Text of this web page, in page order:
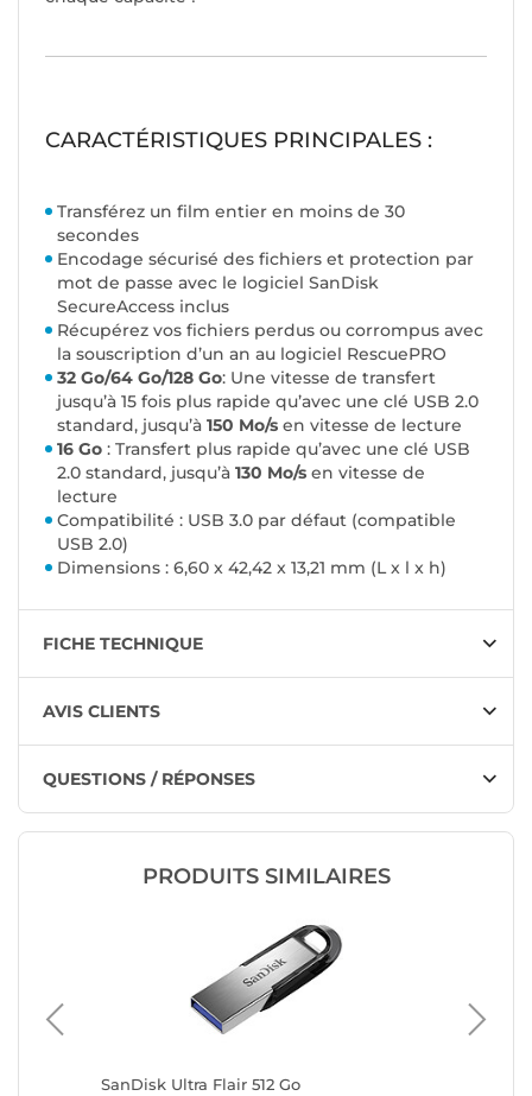
CARACTÉRISTIQUES PRINCIPALES :
Transférez un film entier en moins de 30
secondes
Encodage sécurisé des fichiers et protection par
mot de passe avec le logiciel SanDisk
SecureAccess inclus
Récupérez vos fichiers perdus ou corrompus avec
la souscription d’un an au logiciel RescuePRO
32 Go/64 Go/128 Go: Une vitesse de transfert
jusqu’à 15 fois plus rapide qu’avec une clé USB 2.0
standard, jusqu’à 150 Mo/s en vitesse de lecture
16 Go : Transfert plus rapide qu’avec une clé USB
2.0 standard, jusqu’à 130 Mo/s en vitesse de
lecture
Compatibilité : USB 3.0 par défaut (compatible
USB 2.0)
Dimensions : 6,60 x 42,42 x 13,21 mm (L x l x h)
FICHE TECHNIQUE
AVIS CLIENTS
QUESTIONS / RÉPONSES
PRODUITS SIMILAIRES
SanDisk Ultra Flair 512 Go